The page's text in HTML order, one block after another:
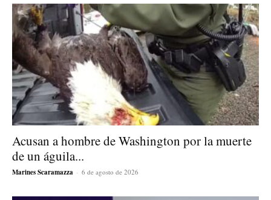
Acusan a hombre de Washington por la muerte
de un águila...
Marines Scaramazza - 6 de agosto de 2026